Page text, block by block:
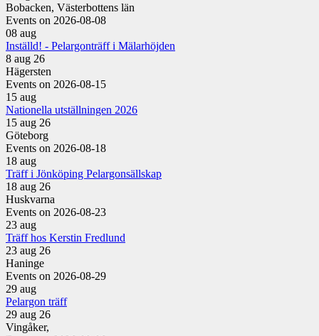
Bobacken, Västerbottens län
Events on 2026-08-08
08 aug
Inställd! - Pelargonträff i Mälarhöjden
8 aug 26
Hägersten
Events on 2026-08-15
15 aug
Nationella utställningen 2026
15 aug 26
Göteborg
Events on 2026-08-18
18 aug
Träff i Jönköping Pelargonsällskap
18 aug 26
Huskvarna
Events on 2026-08-23
23 aug
Träff hos Kerstin Fredlund
23 aug 26
Haninge
Events on 2026-08-29
29 aug
Pelargon träff
29 aug 26
Vingåker,